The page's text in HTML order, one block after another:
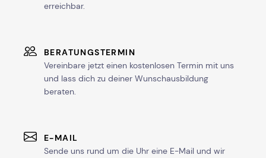
erreichbar.
BERATUNGSTERMIN
Vereinbare jetzt einen kostenlosen Termin mit uns
und lass dich zu deiner Wunschausbildung
beraten.
E-MAIL
Sende uns rund um die Uhr eine E-Mail und wir